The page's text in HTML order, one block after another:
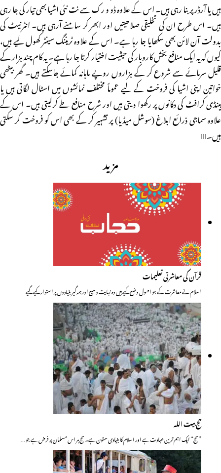
ہیں یا آرڈر پر بنا رہی ہیں۔ اس کے علاوہ ڈو و رک سے نت نئی اشیا بھی تیار کی جا رہی
ہیں۔ اس طرح ان کی تخلیقی صلاحیتیں اور ابھر کر سامنے آرہی ہیں۔ انٹرنیٹ کی
بدولت آن لائن بھی سکھایا جا رہا ہے۔ اس کے علاوہ ٹریننگ سینٹر کھول لیے ہیں،
کیوں کہ یہ ایک منافع بخش کاروبار کی حیثیت اختیار کرتا جا رہا ہے۔ یہ کام چند ہزار کے
قلیل سرمائے سے شروع کر کے ہزاروں روپے ماہانہ کمائے جاسکتے ہیں۔ گھر بیٹھی
خواتین اپنی اشیا کی فروخت کے لیے عموماً مختلف نمائشوں میں اسٹال لگاتی ہیں یا
ہینڈی کرافٹ کی دکانوں پر رکھوا دیتی ہیں اور شرح منافع طے کرلیتی ہیں۔ اس کے
علاوہ سماجی ذرائع ابلاغ (سوشل میڈیا) پر تشہیر کر کے بھی اس کو فروخت کر سکتی
ہیں۔lll
مزید
قرآن کی معاشرتی تعلیمات
اسلام نے معاشرت کے جو اصول وضع کیے ہیں وہ نہایت وسیع اور ہمہ گیر بنیادوں پر استوار کیے گیے…
حج بیت اللہ
’’حج‘‘ ایک اہم ترین عبادت ہے اور اسلام کا بنیادی ستون ہے۔ حج ہر اس مسلمان پر فرض ہے جو…